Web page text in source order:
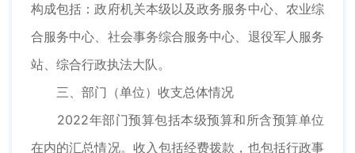
构成包括：政府机关本级以及政务服务中心、农业综
合服务中心、社会事务综合服务中心、退役军人服务
站、综合行政执法大队。
三、部门（单位）收支总体情况
2022年部门预算包括本级预算和所含预算单位
在内的汇总情况。收入包括经费拨款，也包括行政事